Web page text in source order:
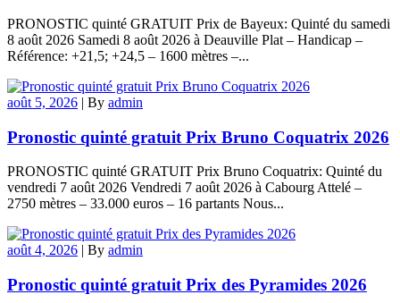
PRONOSTIC quinté GRATUIT Prix de Bayeux: Quinté du samedi
8 août 2026 Samedi 8 août 2026 à Deauville Plat – Handicap –
Référence: +21,5; +24,5 – 1600 mètres –...
août 5, 2026 | By admin
Pronostic quinté gratuit Prix Bruno Coquatrix 2026
PRONOSTIC quinté GRATUIT Prix Bruno Coquatrix: Quinté du
vendredi 7 août 2026 Vendredi 7 août 2026 à Cabourg Attelé –
2750 mètres – 33.000 euros – 16 partants Nous...
août 4, 2026 | By admin
Pronostic quinté gratuit Prix des Pyramides 2026